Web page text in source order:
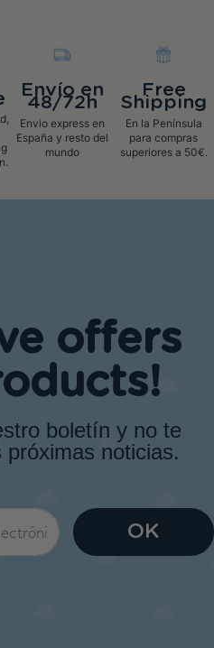
Envío en
48/72h
Envio express en
España y resto del
mundo
Free
Shipping
En la Península
para compras
superiores a 50€.
offers
boletín y no te
noticias.